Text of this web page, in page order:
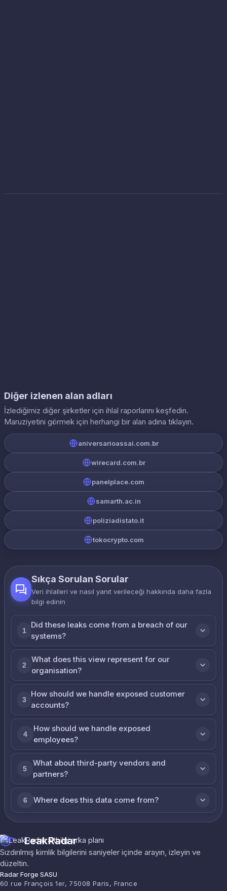
Diğer izlenen alan adları
İzlediğimiz diğer şirketler için ihlal raporlarını keşfedin.
Maruziyetini görmek için herhangi bir alan adına tıklayın.
aniversarioassai.com.br
wirecard.com.br
panelplace.com
samarth.ac.in
poliziadistato.it
tokocrypto.com
Sıkça Sorulan Sorular
Veri ihlalleri ve nasıl yanıt verileceği hakkında daha fazla
bilgi edinin
1
Did these leaks come from a breach of our
systems?
2
What does this view represent for our
organisation?
3
How should we handle exposed customer
accounts?
4
How should we handle exposed
employees?
5
What about third-party vendors and
partners?
6 Where does this data come from?
LeakRadar
Sızdırılmış kimlik bilgilerini saniyeler içinde arayın, izleyin ve
düzeltin.
Radar Forge SASU
60 rue François 1er, 75008 Paris, France